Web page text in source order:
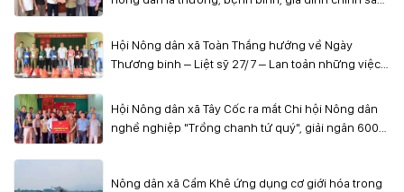
Hội Nông dân xã Toàn Thắng hướng về Ngày
Thương binh – Liệt sỹ 27/7 – Lan toản những việc
Hội Nông dân xã Tây Cốc ra mắt Chi hội Nông dân
nghề nghiệp "Trồng chanh tứ quý", giải ngân 600
Nông dân xã Cẩm Khê ứng dụng cơ giới hóa trong